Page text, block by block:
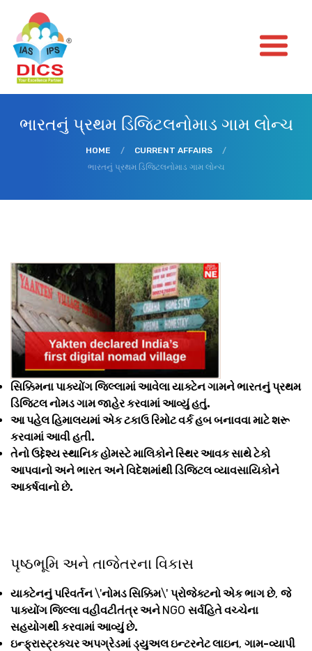
ભારતનું પ્રથમ ડિજિટલનોમાડ ગામ લોન્ચ
HOME / CURRENT AFFAIRS
/
ભારતનું પ્રથમ ડિજિટલનોમાડ ગામ લોન્ચ
સિક્કિમના પાક્યોંગ જિલ્લામાં આવેલા યાક્ટેન ગામને ભારતનું પ્રથમ
ડિજિટલ નોમડ ગામ જાહેર કરવામાં આવ્યું હતું.
આ પહેલ હિમાલયમાં એક ટકાઉ રિમોટ વર્ક હબ બનાવવા માટે શરૂ
કરવામાં આવી હતી.
તેનો ઉદ્દેશ્ય સ્થાનિક હોમસ્ટે માલિકોને સ્થિર આવક સાથે ટેકો
આપવાનો અને ભારત અને વિદેશમાંથી ડિજિટલ વ્યાવસાયિકોને
આકર્ષવાનો છે.
પૃષ્ઠભૂમિ અને તાજેતરના વિકાસ
યાક્ટેનનું પરિવર્તન\'નોમડ સિક્કિમ\' પ્રોજેક્ટનો એક ભાગ છે, જે
પાક્યોંગ જિલ્લા વહીવટીતંત્ર અને NGO સર્વહિતે વચ્ચેના
સહયોગથી કરવામાં આવ્યું છે.
ઇન્ફ્રાસ્ટ્રક્ચર અપગ્રેડમાં ડ્યુઅલ ઇન્ટરનેટ લાઇન, ગામ-વ્યાપી